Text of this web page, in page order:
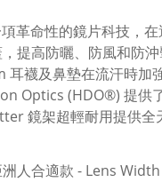
革命性的鏡片科技，
提高防曬、防風和防沖
襪及鼻墊在流汗時加
Optics (HDO®) 提供
鏡架超輕耐用提供全
洲人合適款 - Lens